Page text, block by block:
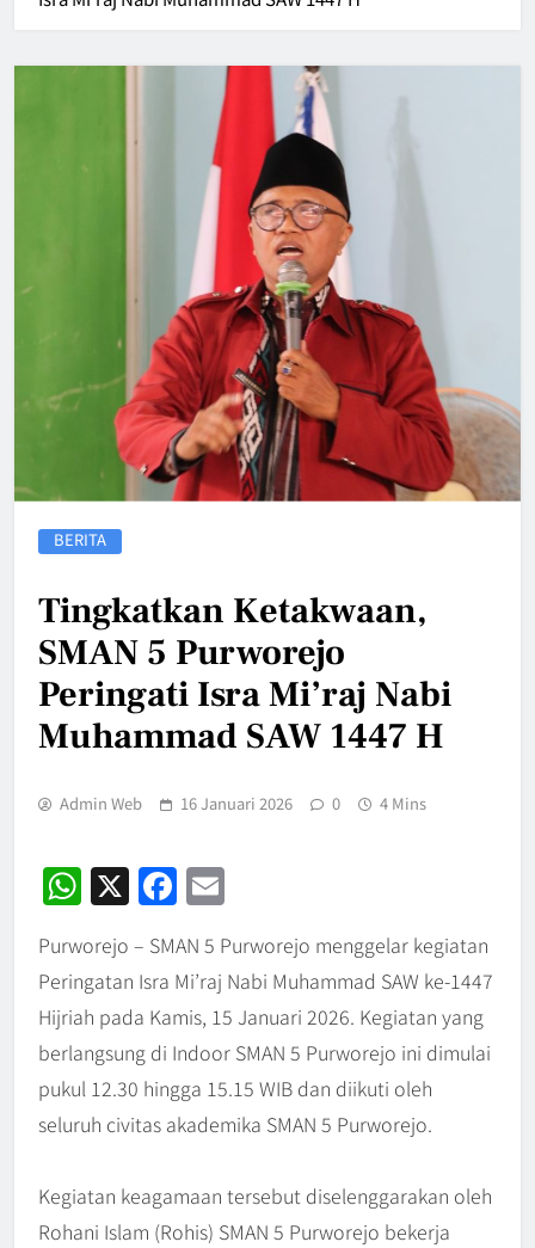
BERITA
Tingkatkan Ketakwaan,
SMAN 5 Purworejo
Peringati Isra Mi’raj Nabi
Muhammad SAW 1447 H
Admin Web 16 Januari 2026 0 4 Mins
WhatsApp
X Facebook
Purworejo – SMAN 5 Purworejo menggelar kegiatan
Peringatan Isra Mi’raj Nabi Muhammad SAW ke-1447
Hijriah pada Kamis, 15 Januari 2026. Kegiatan yang
berlangsung di Indoor SMAN 5 Purworejo ini dimulai
pukul 12.30 hingga 15.15 WIB dan diikuti oleh
seluruh civitas akademika SMAN 5 Purworejo.
Kegiatan keagamaan tersebut diselenggarakan oleh
Rohani Islam (Rohis) SMAN 5 Purworejo bekerja